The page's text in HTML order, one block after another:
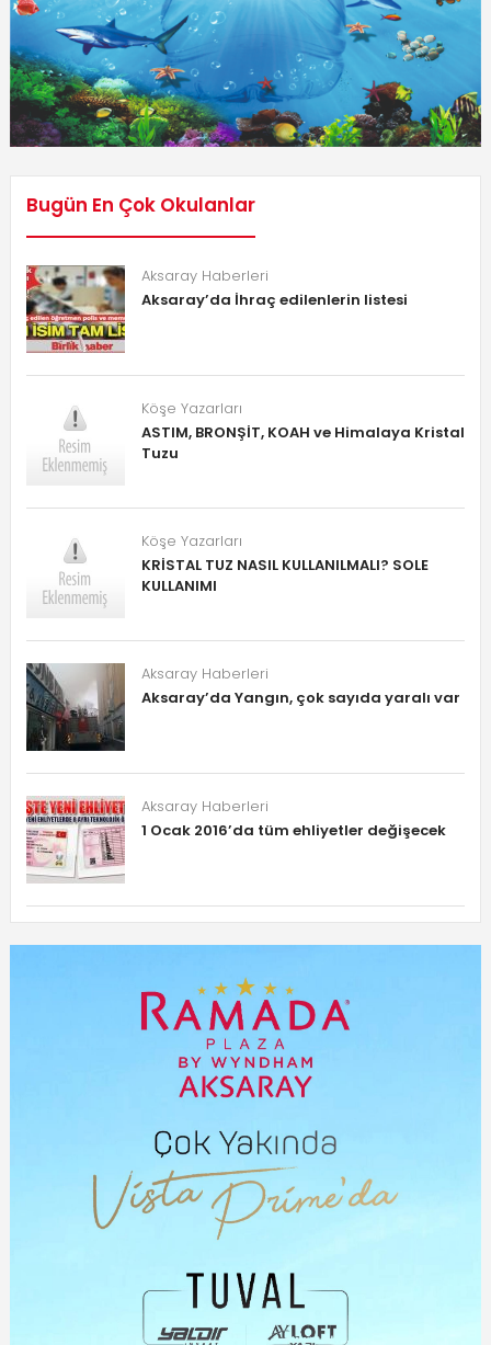
Bugün En Çok Okulanlar
Aksaray Haberleri
Aksaray’da İhraç edilenlerin listesi
Köşe Yazarları
ASTIM, BRONŞİT, KOAH ve Himalaya Kristal
Tuzu
Köşe Yazarları
KRİSTAL TUZ NASIL KULLANILMALI? SOLE
KULLANIMI
Aksaray Haberleri
Aksaray’da Yangın, çok sayıda yaralı var
Aksaray Haberleri
1 Ocak 2016’da tüm ehliyetler değişecek